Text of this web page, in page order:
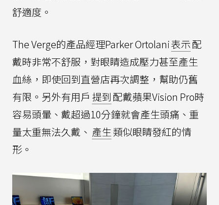
舒適度。
The Verge的產品經理Parker Ortolani表示配
戴時非常不舒服，對眼睛造成壓力甚至產生
血絲，即使回到直營店再次調整，幫助仍舊
有限。另外有用戶 提到 配戴蘋果Vision Pro時
容易頭暈、戴超過10分鐘就會產生頭痛、重
量太重無法久戴、 產生類似眼睛發紅的情
形。